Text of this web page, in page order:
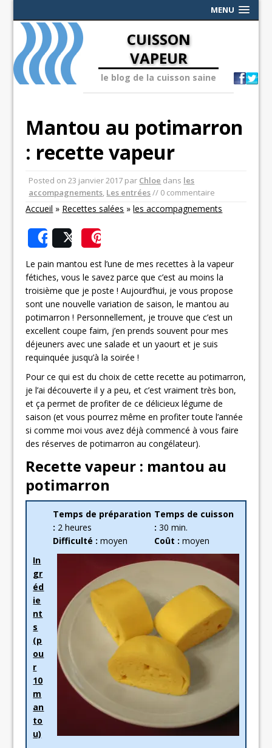
MENU
CUISSON
VAPEUR
le blog de la cuisson saine
Mantou au potimarron
: recette vapeur
Posted on23 janvier 2017 par Chloe dans les
accompagnements, Les entrées// 0 commentaire
Accueil » Recettes salées »les accompagnements
SharePost
Le pain mantou est l’une de mes recettes à la vapeur
fétiches, vous le savez parce que c’est au moins la
troisième que je poste ! Aujourd’hui, je vous propose
sont une nouvelle variation de saison, le mantou au
potimarron ! Personnellement, je trouve que c’est un
excellent coupe faim, j’en prends souvent pour mes
déjeuners avec une salade et un yaourt et je suis
requinquée jusqu’à la soirée !
Pour ce qui est du choix de cette recette au potimarron,
je l’ai découverte il y a peu, et c’est vraiment très bon,
et ça permet de profiter de ce délicieux légume de
saison (et vous pourrez même en profiter toute l’année
si comme moi vous avez déjà commencé à vous faire
des réserves de potimarron au congélateur).
Recette vapeur : mantou au
potimarron
Temps de préparation
: 2 heures
Temps de cuisson
: 30 min.
Difficulté :moyen Coût : moyen
In
gr
éd
ie
nt
s
(p
ou
r
10
m
an
to
u)